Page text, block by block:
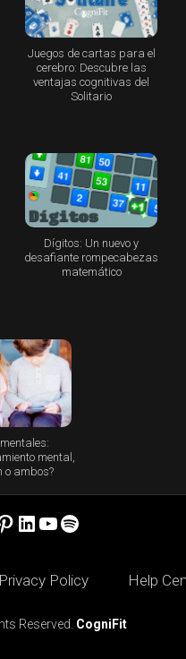
Juegos de cartas para el
cerebro: Descubre las
ventajas cognitivas del
Solitario
Dígitos: Un nuevo y
desafiante rompecabezas
matemático
mental,
o ambos?
LinkedIn
YouTube
Spotify
Privacy Policy Help
Reserved. CogniFit